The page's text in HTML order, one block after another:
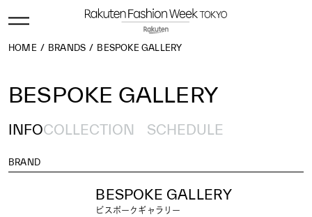
HOME BRANDS BESPOKE GALLERY
BESPOKE GALLERY
INFOCOLLECTION SCHEDULE
BRAND
BESPOKE GALLERY
ビスポークギャラリー